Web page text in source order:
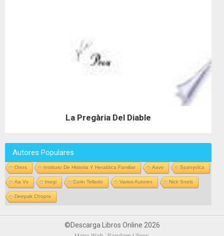
La Pregària Del Diable
Autores Populares
Otros Instituto De Historia Y Heraldica Familiar Aavv Spanyolca
Aa Vv Inegi Corin Tellado Varios Autores Nick Snels
Deepak Chopra
©Descarga Libros Online 2026